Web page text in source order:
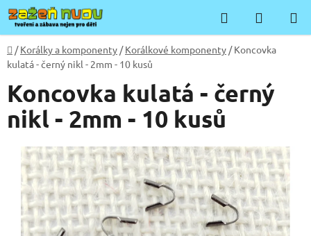
Přejít
na
obsah
Hledat
KOŠÍK
Domů
/ Korálky a komponenty / Korálkové komponenty / Koncovka
kulatá - černý nikl - 2mm - 10 kusů
Koncovka kulatá - černý
nikl - 2mm - 10 kusů